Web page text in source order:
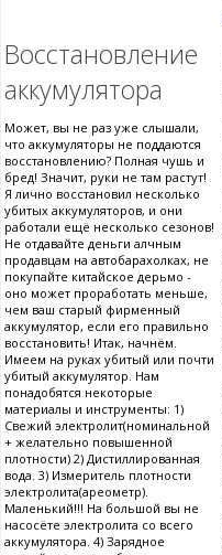
Восстановление
аккумулятора
Может, вы не раз уже слышали,
что аккумуляторы не поддаются
восстановлению? Полная чушь и
бред! Значит, руки не там растут!
Я лично восстановил несколько
убитых аккумуляторов, и они
работали ещё несколько сезонов!
Не отдавайте деньги алчным
продавцам на автобарахолках, не
покупайте китайское дерьмо -
оно может проработать меньше,
чем ваш старый фирменный
аккумулятор, если его правильно
восстановить! Итак, начнём.
Имеем на руках убитый или почти
убитый аккумулятор. Нам
понадобятся некоторые
материалы и инструменты: 1)
Свежий электролит(номинальной
+ желательно повышенной
плотности) 2) Дистиллированная
вода. 3) Измеритель плотности
электролита(ареометр).
Маленький!!! На большой вы не
насосёте электролита со всего
аккумулятора. 4) Зарядное